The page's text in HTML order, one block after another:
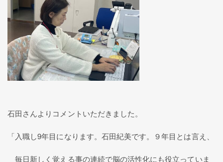
石田さんよりコメントいただきました。
「入職し9年目になります。石田紀美です。９年目とは言え、
毎日新しく覚える事の連続で脳の活性化にも役立っていま